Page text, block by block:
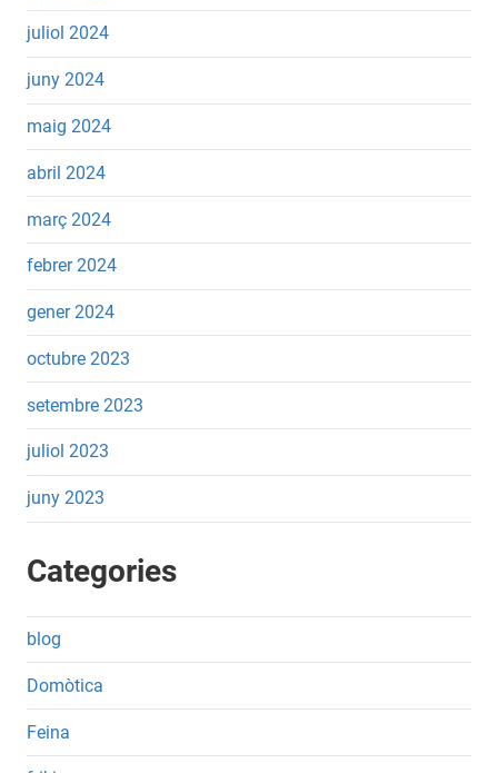
juliol 2024
juny 2024
maig 2024
abril 2024
març 2024
febrer 2024
gener 2024
octubre 2023
setembre 2023
juliol 2023
juny 2023
Categories
blog
Domòtica
Feina